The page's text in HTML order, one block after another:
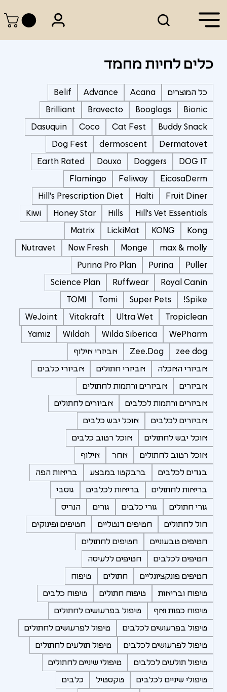
כלים לחיות מחמד
כל המוצרים Acana
Advance
Belif
Bionic
Booglogs
Bravecto
Brilliant
Buddy Snack
Cat Fest
Coco
Dasuquin
Dermatovet
dermoscent
Dog Fest
DOG IT
Doggers
Douxo
Earth Rated
EicosaDerm
Feliway
Flamingo
Fruit Diner
Halti
Hill's Prescription Diet
Hill's Vet Essentials
Hills
Honey Star
Kiwi
Kong
KONG
LickiMat
Matrix
max & molly
Monge
Now Fresh
Nutravet
Puller
Purina
Purina Pro Plan
Royal Canin
Ruffwear
Science Plan
Spike!
Super Pets
Tomi
TOMI
Tropiclean
Ultra Wet
Vitakraft
WeJoint
WePharm
Wilda Siberica
Wildah
Yamiz
zee dog
Zee.Dog אביזרי אילוף
אביזרי האכלה אביזרי חתולים אביזרי כלבים
אביזרים אביזרים ורתמות לחתולים
אביזרים ורתמות לכלבים אביזרים לחתולים
אביזרים לכלבים אוכל יבש כלבים
אוכל יבש לחתולים אוכל רטוב כלבים
אוכל רטוב לחתולים אחר אילוף
בגדים לכלבים ברבקטו במבצע בריאות הפה
בריאות לחתולים בריאות לכלבים גוסבי
גורי חתולים גורי כלבים גורים הנריס
חול לחתולים חטיפים דנטליים חטיפים ופינוקים
חטיפים טבעוניים חטיפים לחתולים
חטיפים לכלבים חטיפים ללעיסה
חטיפים פונקציונליים חתולים טיפוח
טיפוח ובריאות טיפוח חתולים טיפוח כלבים
טיפוח כפות ואף טיפול בפרעושים לחתולים
טיפול בפרעושים לכלבים טיפול לפרעושים לחתולים
טיפול לפרעושים לכלבים טיפול תולעים לחתולים
טיפול תולעים לכלבים טיפולי שיניים לחתולים
טיפולי שיניים לכלבים טקסטיל כלבים